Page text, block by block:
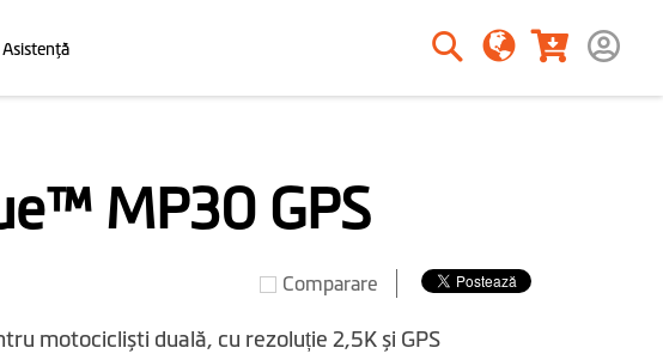
Asistenţă
MP30 GPS
Comparare
motocicliști duală, cu rezoluție 2,5K și GPS